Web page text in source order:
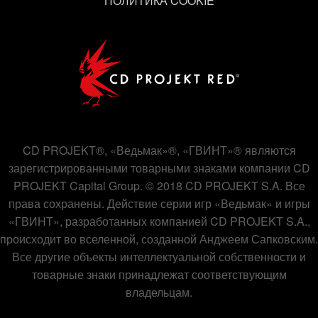
CD PROJEKT®, «Ведьмак»®, «ГВИНТ»® являются
зарегистрированными товарными знаками компании CD
PROJEKT Capital Group. © 2018 CD PROJEKT S.A. Все
права сохранены. Действие серии игр «Ведьмак» и игры
«ГВИНТ», разработанных компанией CD PROJEKT S.A.,
происходит во вселенной, созданной Анджеем Сапковским.
Все другие объекты интеллектуальной собственности и
товарные знаки принадлежат соответствующим
владельцам.